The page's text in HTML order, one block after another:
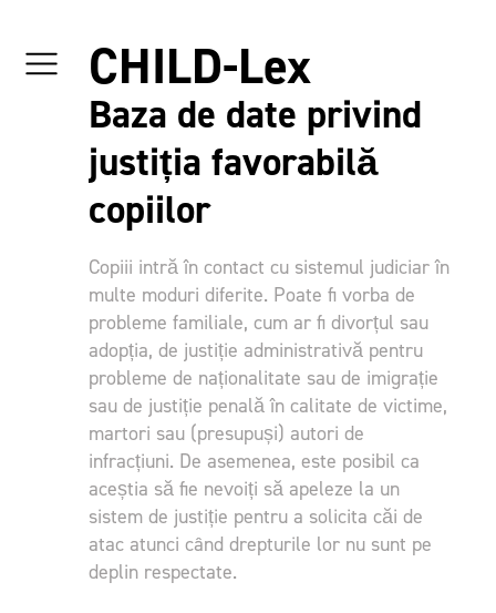
CHILD-Lex
Baza de date privind
justiția favorabilă
copiilor
Copiii intră în contact cu sistemul judiciar în
multe moduri diferite. Poate fi vorba de
probleme familiale, cum ar fi divorțul sau
adopția, de justiție administrativă pentru
probleme de naționalitate sau de imigrație
sau de justiție penală în calitate de victime,
martori sau (presupuși) autori de
infracțiuni. De asemenea, este posibil ca
aceștia să fie nevoiți să apeleze la un
sistem de justiție pentru a solicita căi de
atac atunci când drepturile lor nu sunt pe
deplin respectate.